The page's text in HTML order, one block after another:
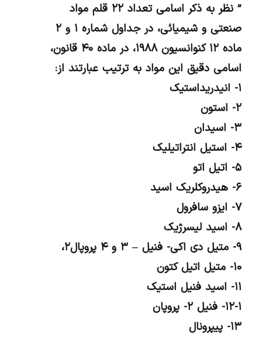
” نظر به ذکر اسامی تعداد ۲۲ قلم مواد
صنعتی و شیمیائی، در جداول شماره ۱ و ۲
ماده ۱۲ کنوانسیون ۱۹۸۸، در ماده ۴۰ قانون،
اسامی دقیق این مواد به ترتیب عبارتند از:
۱- انیدریداستیک
۲- استون
۳- اسیدان
۴- استیل انتراتیلیک
۵- اتیل اتو
۶- هیدروکلریک اسید
۷- ایزو سافرول
۸- اسید لیسرژیک
۹- متیل دی اکی- فنیل – ۳ و ۴ پروپال۲،
۱۰- متیل اتیل کتون
۱۱- اسید فنیل استیک
۱۲-۱- فنیل ۲- پروپان
۱۳- پیپرونال